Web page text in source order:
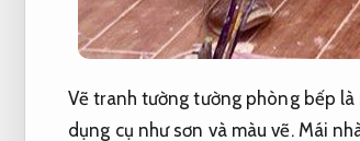
Vẽ tranh tường tường phòng bếp
dụng cụ như sơn và màu vẽ. Mái